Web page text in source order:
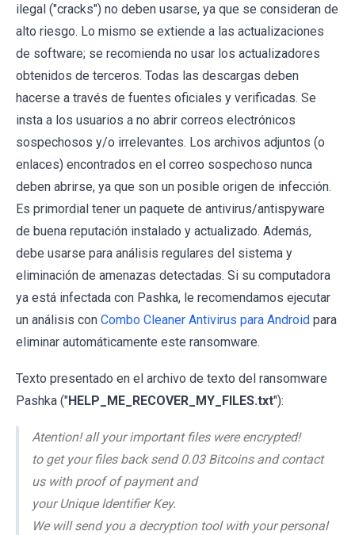
ilegal ("cracks") no deben usarse, ya que se consideran de
alto riesgo. Lo mismo se extiende a las actualizaciones
de software; se recomienda no usar los actualizadores
obtenidos de terceros. Todas las descargas deben
hacerse a través de fuentes oficiales y verificadas. Se
insta a los usuarios a no abrir correos electrónicos
sospechosos y/o irrelevantes. Los archivos adjuntos (o
enlaces) encontrados en el correo sospechoso nunca
deben abrirse, ya que son un posible origen de infección.
Es primordial tener un paquete de antivirus/antispyware
de buena reputación instalado y actualizado. Además,
debe usarse para análisis regulares del sistema y
eliminación de amenazas detectadas. Si su computadora
ya está infectada con Pashka, le recomendamos ejecutar
un análisis con Combo Cleaner Antivirus para Android para
eliminar automáticamente este ransomware.
Texto presentado en el archivo de texto del ransomware
Pashka ("HELP_ME_RECOVER_MY_FILES.txt"):
Atention! all your important files were encrypted!
to get your files back send 0.03 Bitcoins and contact
us with proof of payment and
your Unique Identifier Key.
We will send you a decryption tool with your personal